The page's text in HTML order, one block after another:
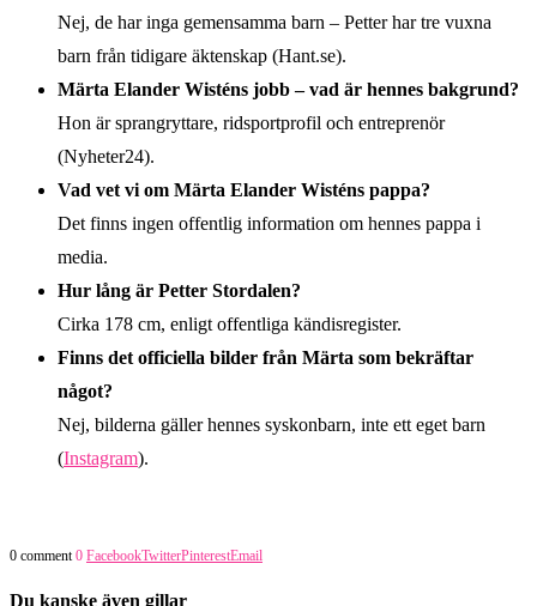
Nej, de har inga gemensamma barn – Petter har tre vuxna
barn från tidigare äktenskap (Hant.se).
Märta Elander Wisténs jobb – vad är hennes bakgrund?
Hon är sprangryttare, ridsportprofil och entreprenör
(Nyheter24).
Vad vet vi om Märta Elander Wisténs pappa?
Det finns ingen offentlig information om hennes pappa i
media.
Hur lång är Petter Stordalen?
Cirka 178 cm, enligt offentliga kändisregister.
Finns det officiella bilder från Märta som bekräftar
något?
Nej, bilderna gäller hennes syskonbarn, inte ett eget barn
(Instagram).
0 comment 0 FacebookTwitterPinterestEmail
Du kanske även gillar